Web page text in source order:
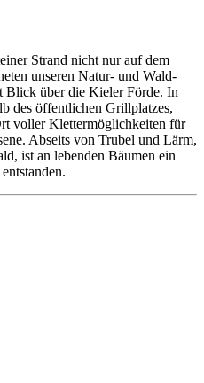
Strand nicht nur auf dem
unseren Natur- und Wald-
über die Kieler Förde. In
des öffentlichen Grillplatzes,
voller Klettermöglichkeiten für
Abseits von Trubel und Lärm,
ist an lebenden Bäumen ein